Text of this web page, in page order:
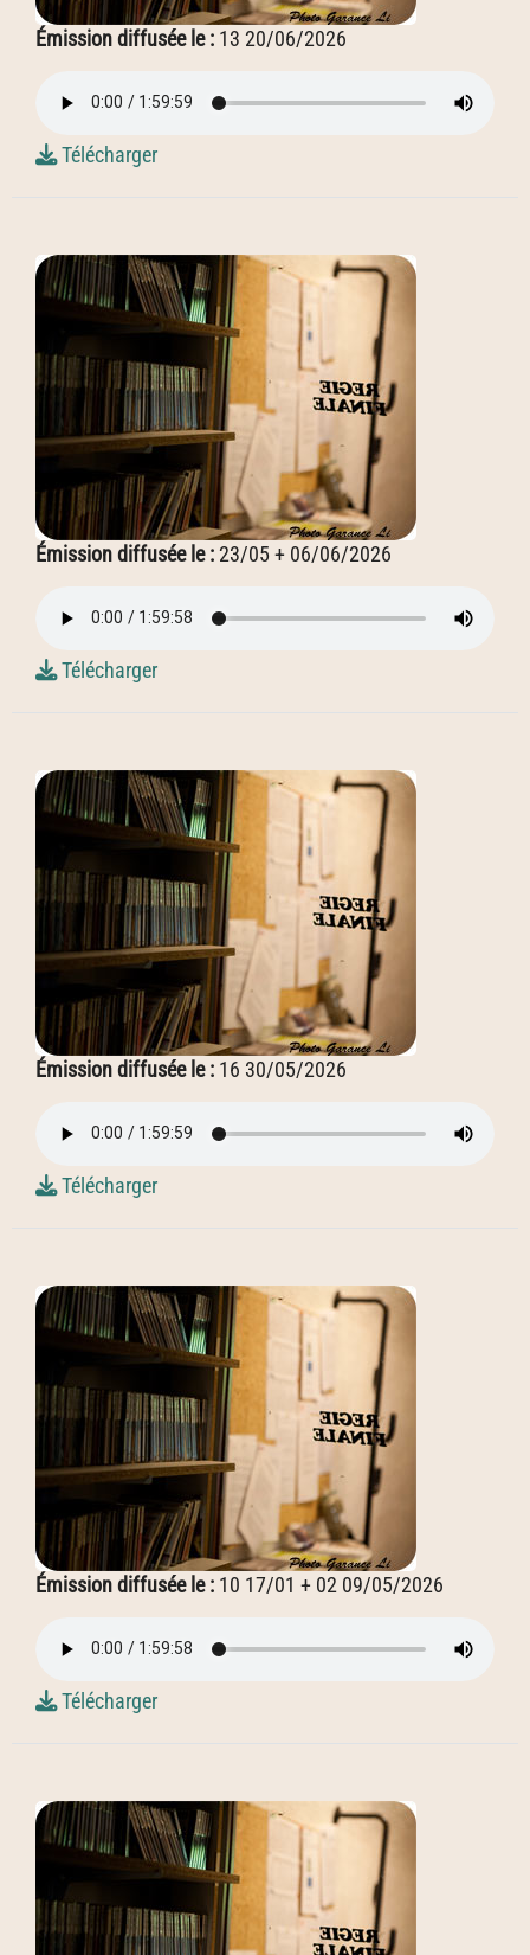
Émission diffusée le : 13 20/06/2026
Télécharger
Émission diffusée le :23/05 + 06/06/2026
Télécharger
Émission diffusée le : 16 30/05/2026
Télécharger
Émission diffusée le : 10 17/01 + 02 09/05/2026
Télécharger